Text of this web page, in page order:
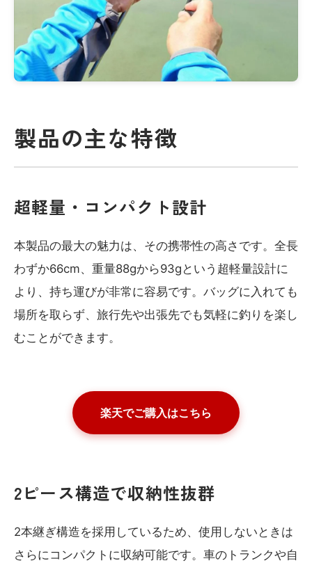
製品の主な特徴
超軽量・コンパクト設計
本製品の最大の魅力は、その携帯性の高さです。全長
わずか66cm、重量88gから93gという超軽量設計に
より、持ち運びが非常に容易です。バッグに入れても
場所を取らず、旅行先や出張先でも気軽に釣りを楽し
むことができます。
楽天でご購入はこちら
2ピース構造で収納性抜群
2本継ぎ構造を採用しているため、使用しないときは
さらにコンパクトに収納可能です。車のトランクや自